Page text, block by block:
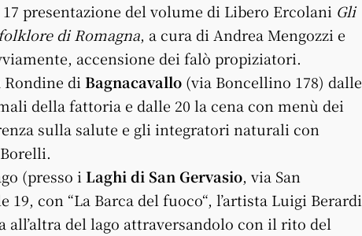
presentazione del volume di Libero Ercolani Gli
di Romagna, a cura di Andrea Mengozzi e
accensione dei falò propiziatori.
di Bagnacavallo (via Boncellino 178) dalle
della fattoria e dalle 20 la cena con menù dei
sulla salute e gli integratori naturali con
(presso i Laghi di San Gervasio, via San
19, con “La Barca del fuoco“, l’artista Luigi Berardi
del lago attraversandolo con il rito del